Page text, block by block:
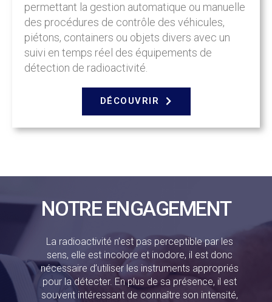
permettant la gestion automatique ou manuelle
des procédures de contrôle des véhicules,
piétons, containers ou objets divers avec un
suivi en temps réel des équipements de
détection de radioactivité.
DÉCOUVRIR
NOTRE ENGAGEMENT
La radioactivité n’est pas perceptible par les
sens, elle est incolore et inodore, il est donc
nécessaire d’utiliser les instruments appropriés
pour la détecter. En plus de sa présence, il est
souvent intéressant de connaître son intensité,